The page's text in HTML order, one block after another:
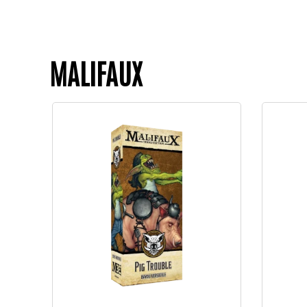
MALIFAUX